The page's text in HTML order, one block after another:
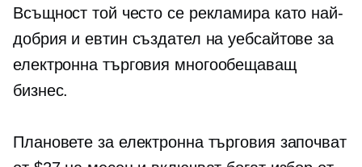
Всъщност той често се рекламира като най-
добрия и евтин създател на уебсайтове за
електронна търговия многообещаващ
бизнес.
Плановете за електронна търговия започват